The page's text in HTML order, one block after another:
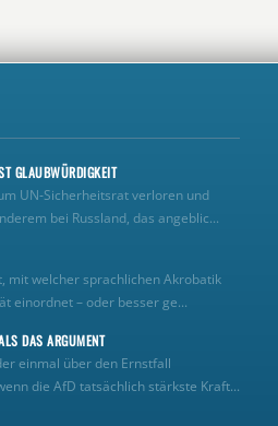
GLAUBWÜRDIGKEIT
UN‑Sicherheitsrat verloren und
bei Russland, das angeblic...
mit welcher sprachlichen Akrobatik
einordnet – oder besser ge...
DAS ARGUMENT
einmal über den Ernstfall
die AfD tatsächlich stärkste Kraft...